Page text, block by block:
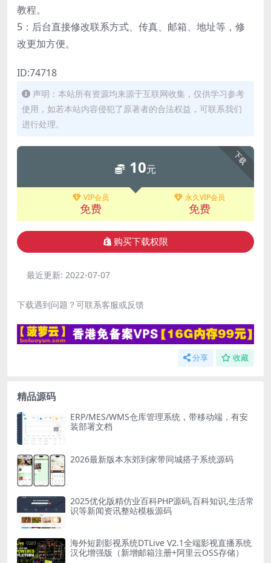
教程。
5：后台直接修改联系方式、传真、邮箱、地址等，修
改更加方便。
ID:74718
声明：本站所有资源均来源于互联网收集，仅供学习参考
使用，如若本站内容侵犯了原著者的合法权益，可联系我们
进行处理。
下载
10元
VIP会员
免费
永久VIP会员
免费
购买下载权限
最近更新: 2022-07-07
下载遇到问题？可联系客服或反馈
分享 收藏
精品源码
ERP/MES/WMS仓库管理系统，带移动端，有安
装部署文档
2026最新版本东郊到家带同城搭子系统源码
2025优化版精仿业百科PHP源码,百科知识,生活常
识等新闻资讯整站模板源码
海外短剧影视系统DTLive V2.1全端影视直播系统
汉化增强版（新增邮箱注册+阿里云OSS存储）